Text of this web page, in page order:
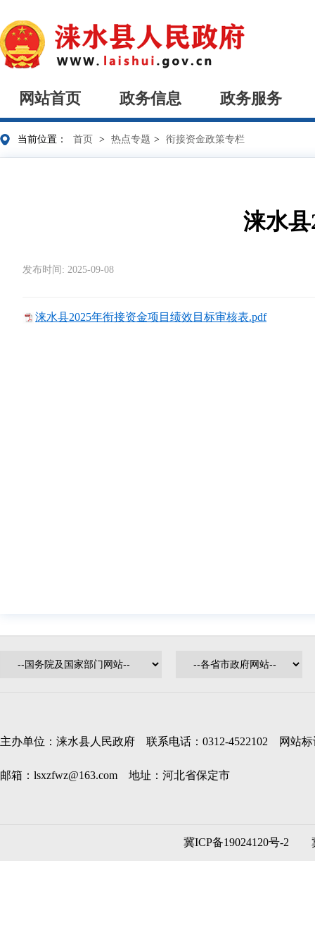
网站首页 政务信息 政务服务
当前位置： 首页 > 热点专题 > 衔接资金政策专栏
涞水
发布时间: 2025-09-08
涞水县2025年衔接资金项目绩效目标审核表.pdf
主办单位：涞水县人民政府 联系电话：0312-4522102 网站标
邮箱：lsxzfwz@163.com 地址：河北省保定市
冀ICP备19024120号-2